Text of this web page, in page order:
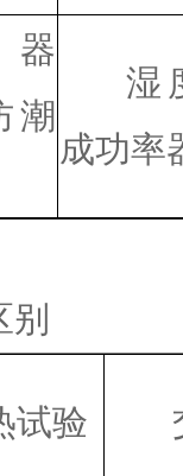
潮
湿
成功率
试验